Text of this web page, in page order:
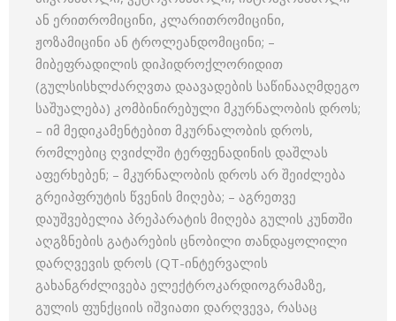
ან ერითრომიცინი, კლარითრომიცინი,
ჟოზამიცინი ან ტროლეანდომიცინი; –
მიბეფრადილის დიჰიდროქლორიდით
(გულსისხლძარღვთა დაავადების საწინააღმდეგო
საშუალება) კომბინირებული მკურნალობის დროს;
– იმ მედიკამენტებით მკურნალობის დროს,
რომლებიც ღვიძლში ტერფენადინის დაშლას
აფერხებენ; – მკურნალობის დროს არ შეიძლება
გრეიპფრუტის წვენის მიღება; – აგრეთვე
დაუშვებელია პრეპარატის მიღება გულის კუნთში
აღგზნების გატარების ცნობილი თანდაყოლილი
დარღვევის დროს (QT-ინტერვალის
გახანგრძლივება ელექტროკარდიოგრამაზე,
გულის ფუნქციის იშვიათი დარღვევა, რასაც